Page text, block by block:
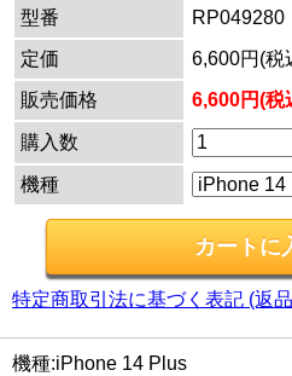
型番
RP049280
定価
6,600円(税
販売価格
6,600円(税
購入数
機種
特定商取引法に基づく表記 (返
機種:iPhone 14 Plus